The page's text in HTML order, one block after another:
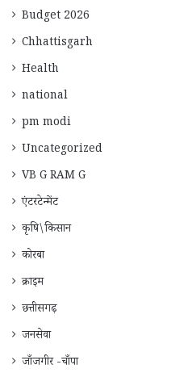
Budget 2026
Chhattisgarh
Health
national
pm modi
Uncategorized
VB G RAM G
एंटरटेन्मेंट
कृषि\किसान
कोरबा
क्राइम
छत्तीसगढ़
जनसेवा
जाँजगीर -चाँपा